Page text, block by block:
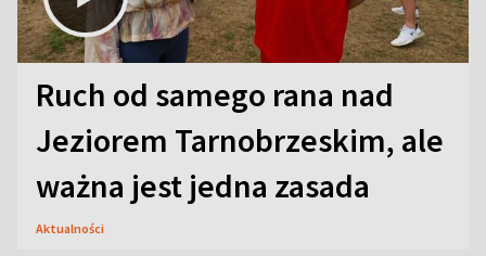
Ruch od samego rana nad
Jeziorem Tarnobrzeskim, ale
ważna jest jedna zasada
Aktualności